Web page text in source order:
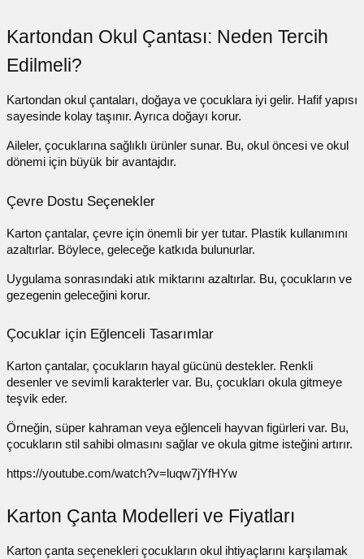
Kartondan Okul Çantası: Neden Tercih
Edilmeli?
Kartondan okul çantaları, doğaya ve çocuklara iyi gelir. Hafif yapısı
sayesinde kolay taşınır. Ayrıca doğayı korur.
Aileler, çocuklarına sağlıklı ürünler sunar. Bu, okul öncesi ve okul
dönemi için büyük bir avantajdır.
Çevre Dostu Seçenekler
Karton çantalar, çevre için önemli bir yer tutar. Plastik kullanımını
azaltırlar. Böylece, geleceğe katkıda bulunurlar.
Uygulama sonrasındaki atık miktarını azaltırlar. Bu, çocukların ve
gezegenin geleceğini korur.
Çocuklar için Eğlenceli Tasarımlar
Karton çantalar, çocukların hayal gücünü destekler. Renkli
desenler ve sevimli karakterler var. Bu, çocukları okula gitmeye
teşvik eder.
Örneğin, süper kahraman veya eğlenceli hayvan figürleri var. Bu,
çocukların stil sahibi olmasını sağlar ve okula gitme isteğini artırır.
https://youtube.com/watch?v=luqw7jYfHYw
Karton Çanta Modelleri ve Fiyatları
Karton çanta seçenekleri çocukların okul ihtiyaçlarını karşılamak